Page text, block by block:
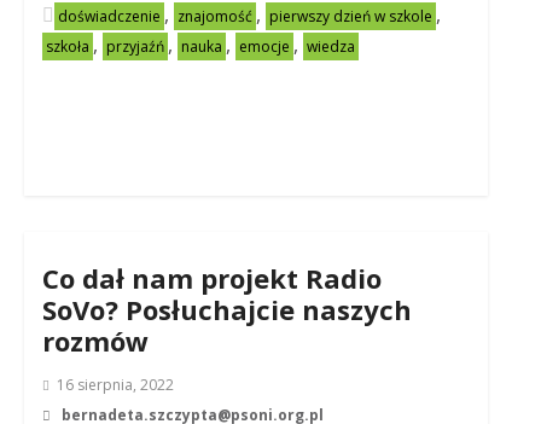
doświadczenie , znajomość , pierwszy dzień w szkole ,
szkoła , przyjaźń , nauka , emocje , wiedza
Co dał nam projekt Radio
SoVo? Posłuchajcie naszych
rozmów
16 sierpnia, 2022
bernadeta.szczypta@psoni.org.pl